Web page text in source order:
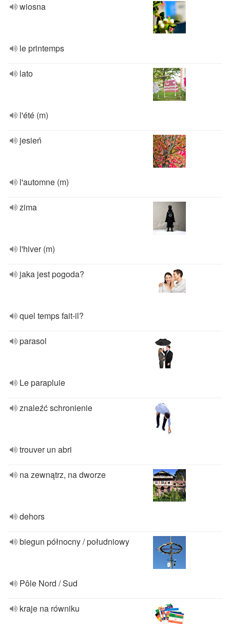
wiosna
le printemps
lato
l'été (m)
jesień
l'automne (m)
zima
l'hiver (m)
jaka jest pogoda?
quel temps fait-il?
parasol
Le parapluie
znaleźć schronienie
trouver un abri
na zewnątrz, na dworze
dehors
biegun północny / południowy
Pôle Nord / Sud
kraje na równiku